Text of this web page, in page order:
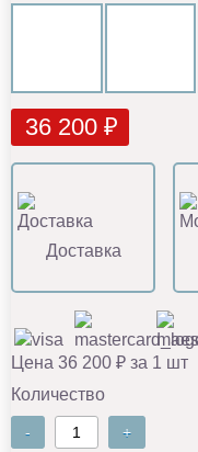
36 200 ₽
Доставка
Цена 36 200 ₽ за 1 шт
Количество
- +